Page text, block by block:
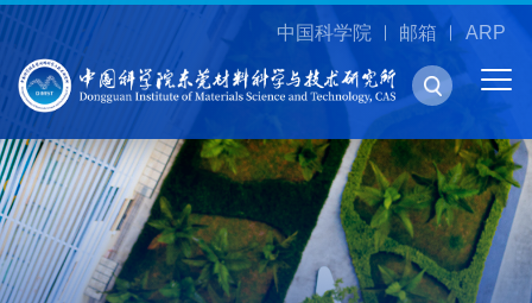
中国科学院 邮箱 ARP